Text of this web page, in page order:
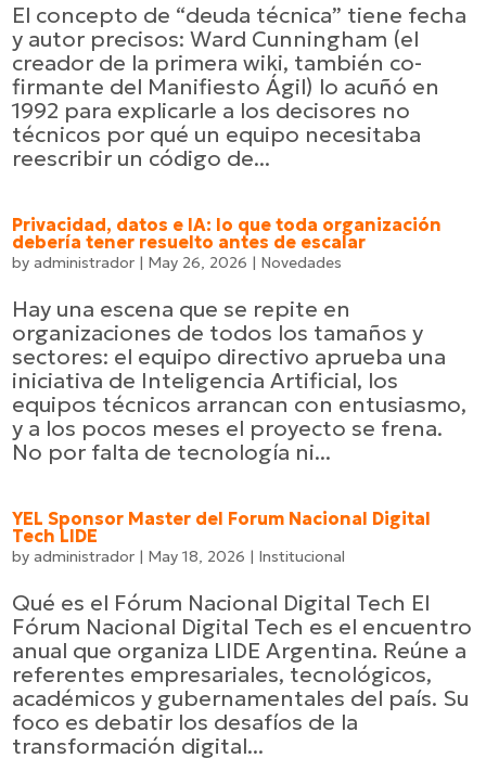
El concepto de “deuda técnica” tiene fecha
y autor precisos: Ward Cunningham (el
creador de la primera wiki, también co-
firmante del Manifiesto Ágil) lo acuñó en
1992 para explicarle a los decisores no
técnicos por qué un equipo necesitaba
reescribir un código de...
Privacidad, datos e IA: lo que toda organización
debería tener resuelto antes de escalar
by administrador | May 26, 2026 | Novedades
Hay una escena que se repite en
organizaciones de todos los tamaños y
sectores: el equipo directivo aprueba una
iniciativa de Inteligencia Artificial, los
equipos técnicos arrancan con entusiasmo,
y a los pocos meses el proyecto se frena.
No por falta de tecnología ni...
YEL Sponsor Master del Forum Nacional Digital
Tech LIDE
by administrador | May 18, 2026 | Institucional
Qué es el Fórum Nacional Digital Tech El
Fórum Nacional Digital Tech es el encuentro
anual que organiza LIDE Argentina. Reúne a
referentes empresariales, tecnológicos,
académicos y gubernamentales del país. Su
foco es debatir los desafíos de la
transformación digital...